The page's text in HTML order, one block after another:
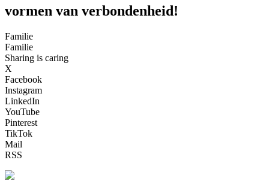
vormen van verbondenheid!
Familie
Familie
Sharing is caring
X
Facebook
Instagram
LinkedIn
YouTube
Pinterest
TikTok
Mail
RSS